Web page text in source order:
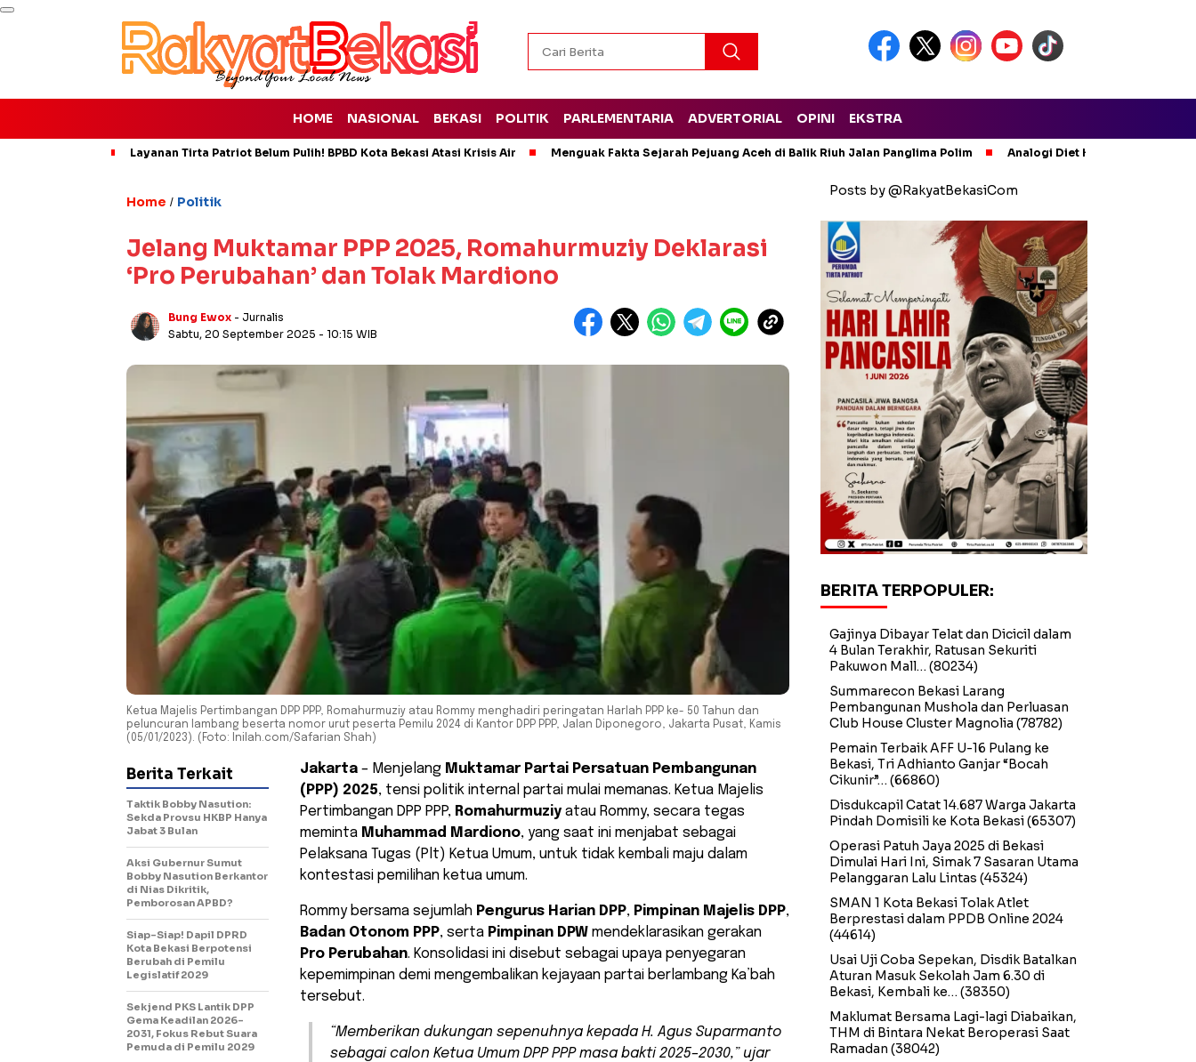
HOME NASIONAL BEKASI POLITIK PARLEMENTARIA ADVERTORIAL OPINI EKSTRA
Layanan Tirta Patriot Belum Pulih! BPBD Kota Bekasi Atasi Krisis Air Menguak Fakta Sejarah Pejuang Aceh di Balik Riuh Jalan Panglima Polim Analogi Diet Korupsi: Alarm
Home / Politik
Jelang Muktamar PPP 2025, Romahurmuziy Deklarasi
‘Pro Perubahan’ dan Tolak Mardiono
Bung Ewox - Jurnalis
Sabtu, 20 September 2025 - 10:15 WIB
Ketua Majelis Pertimbangan DPP PPP, Romahurmuziy atau Rommy menghadiri peringatan Harlah PPP ke- 50 Tahun dan
peluncuran lambang beserta nomor urut peserta Pemilu 2024 di Kantor DPP PPP, Jalan Diponegoro, Jakarta Pusat, Kamis
(05/01/2023). (Foto: Inilah.com/Safarian Shah)
Jakarta – Menjelang Muktamar Partai Persatuan Pembangunan
(PPP) 2025, tensi politik internal partai mulai memanas. Ketua Majelis
Pertimbangan DPP PPP, Romahurmuziy atau Rommy, secara tegas
meminta Muhammad Mardiono, yang saat ini menjabat sebagai
Pelaksana Tugas (Plt) Ketua Umum, untuk tidak kembali maju dalam
kontestasi pemilihan ketua umum.
Rommy bersama sejumlah Pengurus Harian DPP, Pimpinan Majelis DPP,
Badan Otonom PPP, serta Pimpinan DPW mendeklarasikan gerakan
Pro Perubahan. Konsolidasi ini disebut sebagai upaya penyegaran
kepemimpinan demi mengembalikan kejayaan partai berlambang Ka’bah
tersebut.
“Memberikan dukungan sepenuhnya kepada H. Agus Suparmanto
sebagai calon Ketua Umum DPP PPP masa bakti 2025–2030,” ujar
Berita Terkait
Taktik Bobby Nasution:
Sekda Provsu HKBP Hanya
Jabat 3 Bulan
Aksi Gubernur Sumut
Bobby Nasution Berkantor
di Nias Dikritik,
Pemborosan APBD?
Siap-Siap! Dapil DPRD
Kota Bekasi Berpotensi
Berubah di Pemilu
Legislatif 2029
Sekjend PKS Lantik DPP
Gema Keadilan 2026-
2031, Fokus Rebut Suara
Pemuda di Pemilu 2029
Posts by @RakyatBekasiCom
BERITA TERPOPULER:
Gajinya Dibayar Telat dan Dicicil dalam
4 Bulan Terakhir, Ratusan Sekuriti
Pakuwon Mall… (80234)
Summarecon Bekasi Larang
Pembangunan Mushola dan Perluasan
Club House Cluster Magnolia (78782)
Pemain Terbaik AFF U-16 Pulang ke
Bekasi, Tri Adhianto Ganjar “Bocah
Cikunir”… (66860)
Disdukcapil Catat 14.687 Warga Jakarta
Pindah Domisili ke Kota Bekasi(65307)
Operasi Patuh Jaya 2025 di Bekasi
Dimulai Hari Ini, Simak 7 Sasaran Utama
Pelanggaran Lalu Lintas (45324)
SMAN 1 Kota Bekasi Tolak Atlet
Berprestasi dalam PPDB Online 2024
(44614)
Usai Uji Coba Sepekan, Disdik Batalkan
Aturan Masuk Sekolah Jam 6.30 di
Bekasi, Kembali ke… (38350)
Maklumat Bersama Lagi-lagi Diabaikan,
THM di Bintara Nekat Beroperasi Saat
Ramadan (38042)